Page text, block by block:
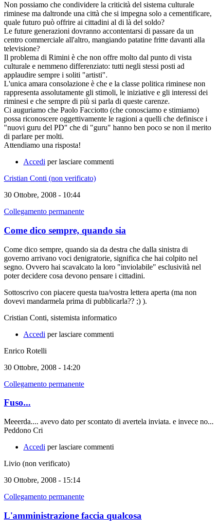
Non possiamo che condividere la criticità del sistema culturale
riminese ma daltronde una città che si impegna solo a cementificare,
quale futuro può offrire ai cittadini al di là del soldo?
Le future generazioni dovranno accontentarsi di passare da un
centro commerciale all'altro, mangiando patatine fritte davanti alla
televisione?
Il problema di Rimini è che non offre molto dal punto di vista
culturale e nemmeno differenziato: tutti negli stessi posti ad
applaudire sempre i soliti "artisti".
L'unica amara consolazione è che e la classe politica riminese non
rappresenta assolutamente gli stimoli, le iniziative e gli interessi dei
riminesi e che sempre di più si parla di queste carenze.
Ci auguriamo che Paolo Facciotto (che conosciamo e stimiamo)
possa riconoscere oggettivamente le ragioni a quelli che definisce i
"nuovi guru del PD" che di "guru" hanno ben poco se non il merito
di parlare per molti.
Attendiamo una risposta!
Accedi per lasciare commenti
Cristian Conti (non verificato)
30 Ottobre, 2008 - 10:44
Collegamento permanente
Come dico sempre, quando sia
Come dico sempre, quando sia da destra che dalla sinistra di
governo arrivano voci denigratorie, significa che hai colpito nel
segno. Ovvero hai scavalcato la loro "inviolabile" esclusività nel
poter decidere cosa devono pensare i cittadini.
Sottoscrivo con piacere questa tua/vostra lettera aperta (ma non
dovevi mandarmela prima di pubblicarla?? ;) ).
Cristian Conti, sistemista informatico
Accedi per lasciare commenti
Enrico Rotelli
30 Ottobre, 2008 - 14:20
Collegamento permanente
Fuso...
Meeerda.... avevo dato per scontato di avertela inviata. e invece no...
Peddono Cri
Accedi per lasciare commenti
Livio (non verificato)
30 Ottobre, 2008 - 15:14
Collegamento permanente
L'amministrazione faccia qualcosa